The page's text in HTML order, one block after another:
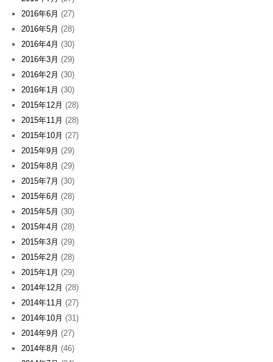
2016年6月 (27)
2016年5月 (28)
2016年4月 (30)
2016年3月 (29)
2016年2月 (30)
2016年1月 (30)
2015年12月 (28)
2015年11月 (28)
2015年10月 (27)
2015年9月 (29)
2015年8月 (29)
2015年7月 (30)
2015年6月 (28)
2015年5月 (30)
2015年4月 (28)
2015年3月 (29)
2015年2月 (28)
2015年1月 (29)
2014年12月 (28)
2014年11月 (27)
2014年10月 (31)
2014年9月 (27)
2014年8月 (46)